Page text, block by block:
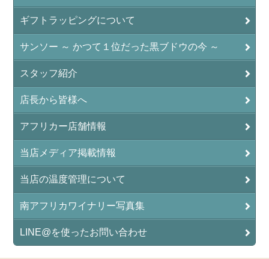
ギフトラッピングについて
サンソー ～ かつて１位だった黒ブドウの今 ～
スタッフ紹介
店長から皆様へ
アフリカー店舗情報
当店メディア掲載情報
当店の温度管理について
南アフリカワイナリー写真集
LINE@を使ったお問い合わせ